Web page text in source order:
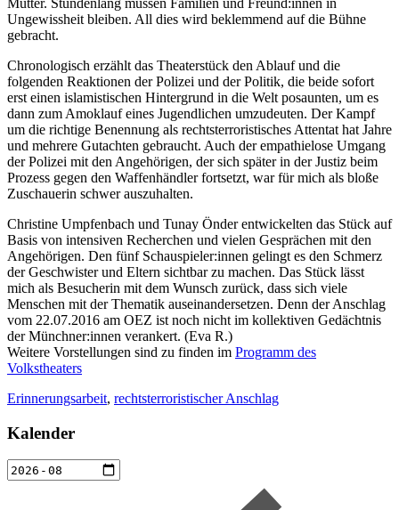
Ungewissheit bleiben. All dies wird beklemmend auf die Bühne
gebracht.
Chronologisch erzählt das Theaterstück den Ablauf und die
folgenden Reaktionen der Polizei und der Politik, die beide sofort
erst einen islamistischen Hintergrund in die Welt posaunten, um es
dann zum Amoklauf eines Jugendlichen umzudeuten. Der Kampf
um die richtige Benennung als rechtsterroristisches Attentat hat Jahre
und mehrere Gutachten gebraucht. Auch der empathielose Umgang
der Polizei mit den Angehörigen, der sich später in der Justiz beim
Prozess gegen den Waffenhändler fortsetzt, war für mich als bloße
Zuschauerin schwer auszuhalten.
Christine Umpfenbach und Tunay Önder entwickelten das Stück auf
Basis von intensiven Recherchen und vielen Gesprächen mit den
Angehörigen. Den fünf Schauspieler:innen gelingt es den Schmerz
der Geschwister und Eltern sichtbar zu machen. Das Stück lässt
mich als Besucherin mit dem Wunsch zurück, dass sich viele
Menschen mit der Thematik auseinandersetzen. Denn der Anschlag
vom 22.07.2016 am OEZ ist noch nicht im kollektiven Gedächtnis
der Münchner:innen verankert. (Eva R.)
Weitere Vorstellungen sind zu finden im Programm des
Volkstheaters
Erinnerungsarbeit, rechtsterroristischer Anschlag
Kalender